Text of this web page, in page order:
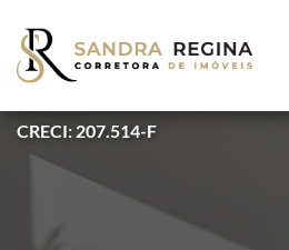
CRECI: 207.514-F